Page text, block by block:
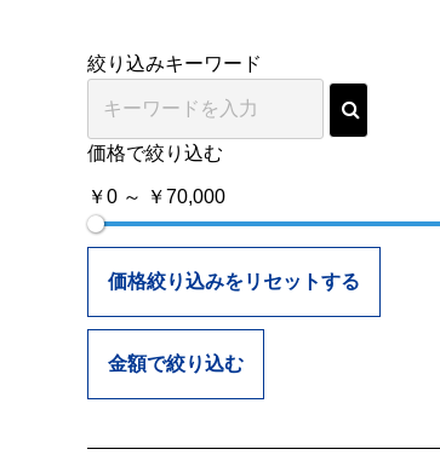
絞り込みキーワード
価格で絞り込む
￥0 ～ ￥70,000
価格絞り込みをリセットする
金額で絞り込む